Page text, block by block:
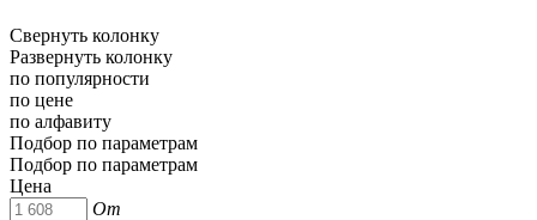
Свернуть колонку
Развернуть колонку
по популярности
по цене
по алфавиту
Подбор по параметрам
Подбор по параметрам
Цена
От